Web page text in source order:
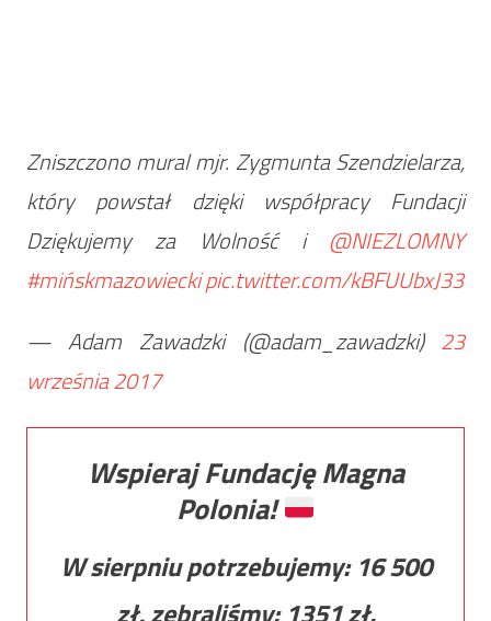
Zniszczono mural mjr. Zygmunta Szendzielarza,
który powstał dzięki współpracy Fundacji
Dziękujemy za Wolność i @NIEZLOMNY
#mińskmazowieckipic.twitter.com/kBFUUbxJ33
— Adam Zawadzki (@adam_zawadzki) 23
września 2017
Wspieraj Fundację Magna
Polonia!
W sierpniu potrzebujemy: 16 500